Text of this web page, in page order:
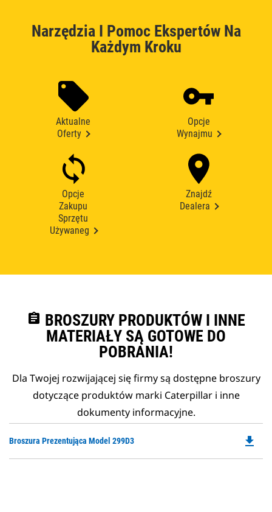
Narzędzia I Pomoc Ekspertów Na
Każdym Kroku
Aktualne
Oferty
Opcje
Wynajmu
Opcje
Zakupu
Sprzętu
Używaneg
Znajdź
Dealera
assignment BROSZURY PRODUKTÓW I INNE
MATERIAŁY SĄ GOTOWE DO
POBRANIA!
Dla Twojej rozwijającej się firmy są dostępne broszury
dotyczące produktów marki Caterpillar i inne
dokumenty informacyjne.
Broszura Prezentująca Model 299D3 file_download